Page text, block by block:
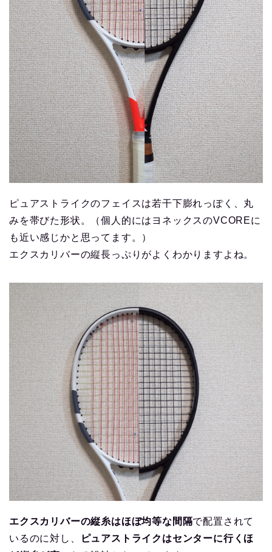
ピュアストライクのフェイスは若干下膨れっぽく、丸
みを帯びた形状。（個人的にはヨネックスのVCOREに
も近い感じかと思ってます。）
エクスカリバーの縦長っぷりがよくわかりますよね。
エクスカリバーの縦糸はほぼ均等な間隔で配置されて
いるのに対し、
ピュアストライクはセンターに行くほ